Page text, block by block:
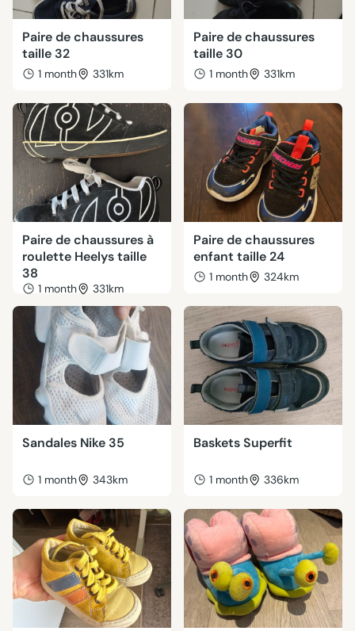
Paire de chaussures
taille 32
1 month 331km
Paire de chaussures
taille 30
1 month 331km
Paire de chaussures à
roulette Heelys taille
38
1 month 331km
Paire de chaussures
enfant taille 24
1 month 324km
Sandales Nike 35
1 month 343km
Baskets Superfit
1 month 336km